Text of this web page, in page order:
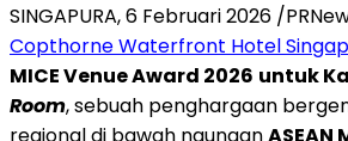
SINGAPURA, 6 Februari 2026 /
Copthorne Waterfront Hotel
MICE Venue Award 2026 untuk
Room, sebuah penghargaan
regional di bawah naunganASEAN